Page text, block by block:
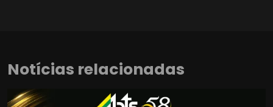
Notícias relacionadas